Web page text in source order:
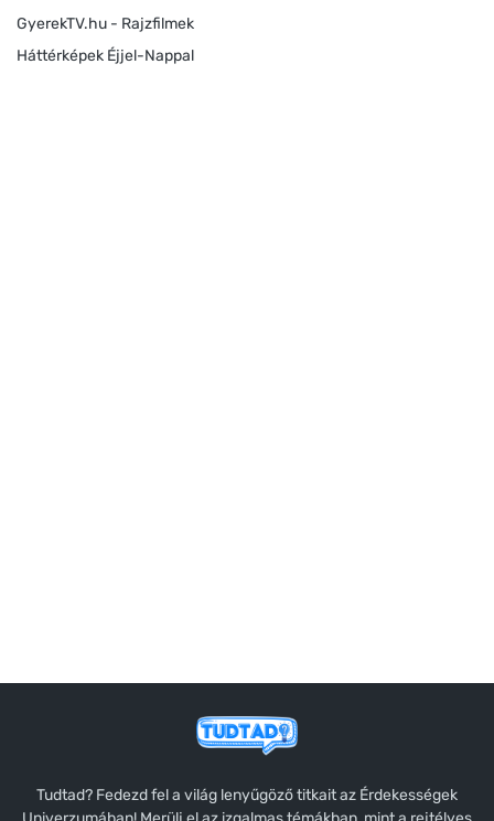
GyerekTV.hu - Rajzfilmek
Háttérképek Éjjel-Nappal
Tudtad? Fedezd fel a világ lenyűgöző titkait az Érdekességek